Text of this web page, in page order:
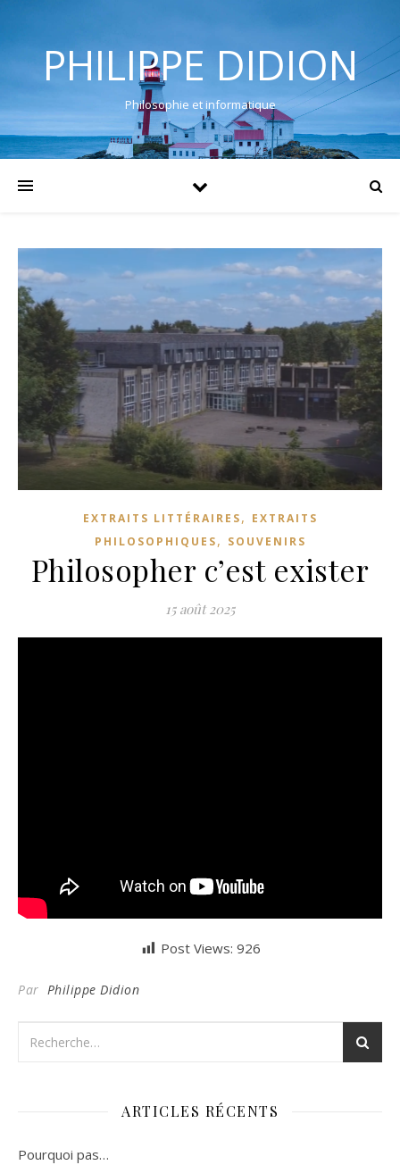
PHILIPPE DIDION
Philosophie et informatique
EXTRAITS LITTÉRAIRES, EXTRAITS
PHILOSOPHIQUES, SOUVENIRS
Philosopher c’est exister
15 août 2025
Post Views: 926
Par Philippe Didion
ARTICLES RÉCENTS
Pourquoi pas…